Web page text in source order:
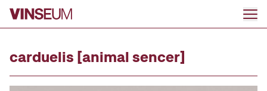
Ir al contenido
carduelis [animal sencer]